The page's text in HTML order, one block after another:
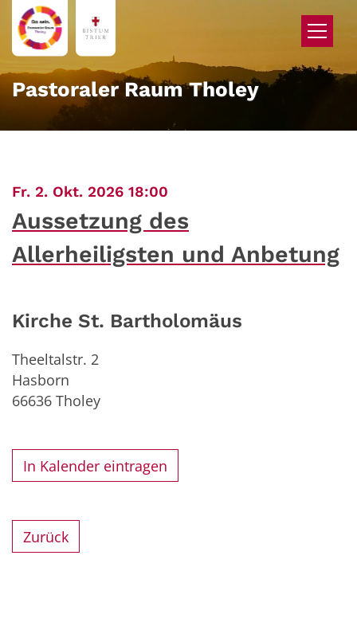
Zum Inhalt springen
Pastoraler Raum Tholey
Fr. 2. Okt. 2026 18:00
Aussetzung des
Allerheiligsten und Anbetung
Kirche St. Bartholomäus
Theeltalstr. 2
Hasborn
66636 Tholey
In Kalender eintragen
Zurück